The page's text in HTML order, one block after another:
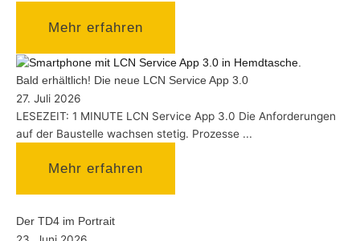
Mehr erfahren
Bald erhältlich! Die neue LCN Service App 3.0
27. Juli 2026
LESEZEIT: 1 MINUTE LCN Service App 3.0 Die Anforderungen
auf der Baustelle wachsen stetig. Prozesse ...
Mehr erfahren
Der TD4 im Portrait